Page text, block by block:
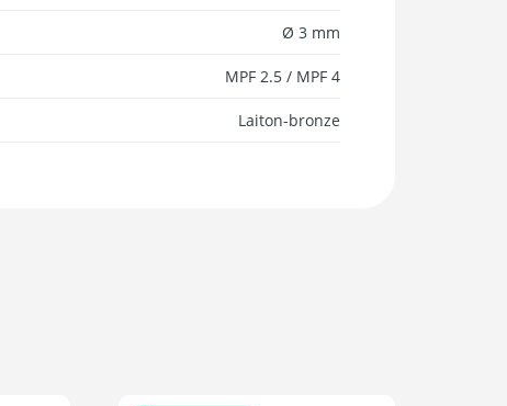
Ø 3 mm
MPF 2.5 / MPF 4
Laiton-bronze